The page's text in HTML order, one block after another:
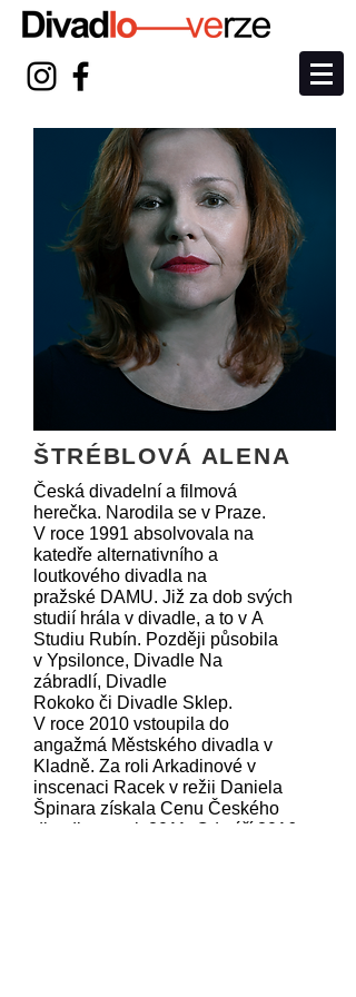
ŠTRÉBLOVÁ ALENA
Česká divadelní a filmová
herečka. Narodila se v Praze.
V roce 1991 absolvovala na
katedře alternativního a
loutkového divadla na
pražské DAMU. Již za dob svých
studií hrála v divadle, a to v A
Studiu Rubín. Později působila
v Ypsilonce, Divadle Na
zábradlí, Divadle
Rokoko či Divadle Sklep.
V roce 2010 vstoupila do
angažmá Městského divadla v
Kladně. Za roli Arkadinové v
inscenaci Racek v režii Daniela
Špinara získala Cenu Českého
divadla za rok 2011. Od září 2016